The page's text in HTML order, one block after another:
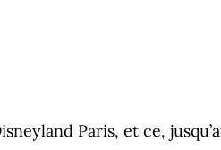
Paris, et ce,